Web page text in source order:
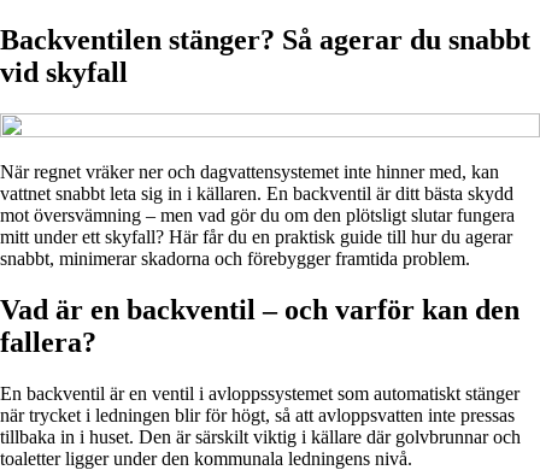
Backventilen stänger? Så agerar du snabbt
vid skyfall
När regnet vräker ner och dagvattensystemet inte hinner med, kan
vattnet snabbt leta sig in i källaren. En backventil är ditt bästa skydd
mot översvämning – men vad gör du om den plötsligt slutar fungera
mitt under ett skyfall? Här får du en praktisk guide till hur du agerar
snabbt, minimerar skadorna och förebygger framtida problem.
Vad är en backventil – och varför kan den
fallera?
En backventil är en ventil i avloppssystemet som automatiskt stänger
när trycket i ledningen blir för högt, så att avloppsvatten inte pressas
tillbaka in i huset. Den är särskilt viktig i källare där golvbrunnar och
toaletter ligger under den kommunala ledningens nivå.